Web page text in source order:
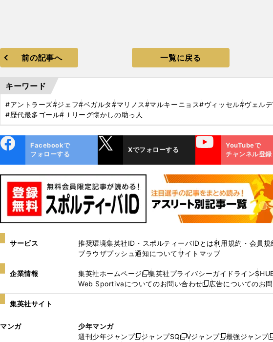
前の記事へ 一覧に戻る
キーワード
#アントラーズ#ジェフ#ベガルタ#マリノス#マルキーニョス#ヴィッセル#ヴェル
#歴代最多ゴール#Ｊリーグ懐かしの助っ人
ok
Facebookで
フォローする
Xでフォローする
YouTube
YouTubeで
チャンネル登録
サービス 推奨環境集英社ID・スポルティーバIDとは利用規約・会員規
ブラウザプッシュ通知についてサイトマップ
企業情報 集英社ホームページ
新
し
い
ド
集英社プライバシーガイドライン
Web Sportivaについてのお問い合わせ
新
し
ン
広告についてのお
集英社サイト
マンガ
少年マンガ
週刊少年ジャンプ
新 ジャンプSQ
新 Vジャンプ
新 最強ジャンプ
新